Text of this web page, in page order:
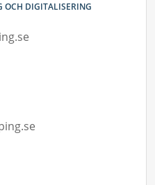
OCH DIGITALISERING